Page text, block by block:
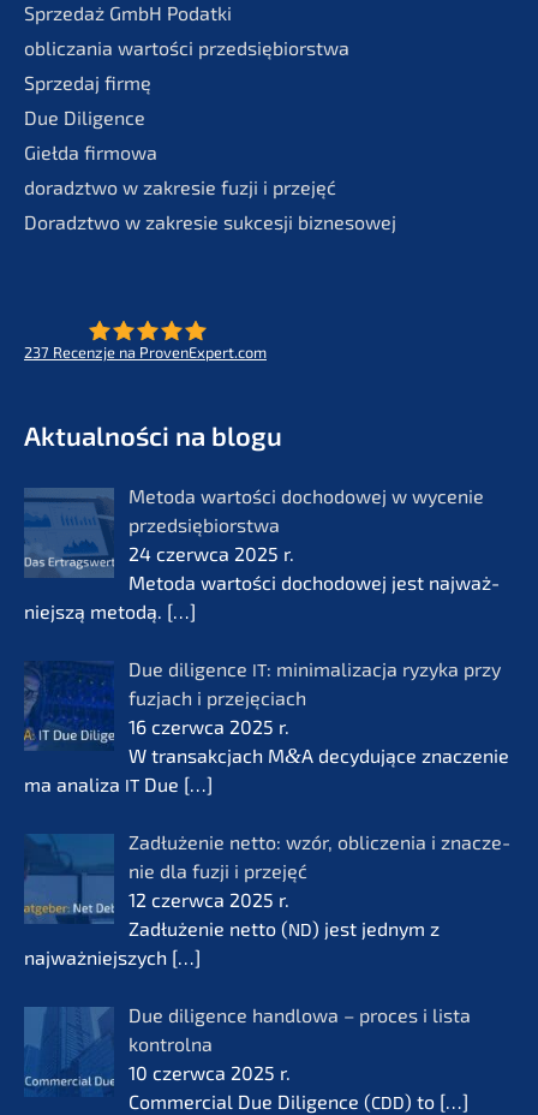
Sprze­daż GmbH Podatki
oblic­za­nia wartości przedsiębiorstwa
Sprze­daj firmę
Due Diligence
Giełda firmo­wa
doradzt­wo w zakre­sie fuzji i przejęć
Doradzt­wo w zakre­sie sukces­ji biznesowej
237 Recenz­je na ProvenExpert.com
Aktual­ności na blogu
Metoda wartości docho­do­wej w wycenie
przedsię­bi­orst­wa
24 czerw­ca 2025 r.
Metoda wartości docho­do­wej jest najważ­
nie­js­zą metodą. […]
Due diligence IT: minima­li­zac­ja ryzyka przy
fuzjach i przejęciach
16 czerw­ca 2025 r.
W transak­c­jach M&A decydu­jące znacze­nie
ma anali­za IT Due […]
Zadłuże­nie netto: wzór, oblic­ze­nia i znacze­
nie dla fuzji i przejęć
12 czerw­ca 2025 r.
Zadłuże­nie netto (ND) jest jednym z
najważ­nie­js­zych […]
Due diligence handlo­wa – proces i lista
kontrol­na
10 czerw­ca 2025 r.
Commer­cial Due Diligence (CDD) to […]